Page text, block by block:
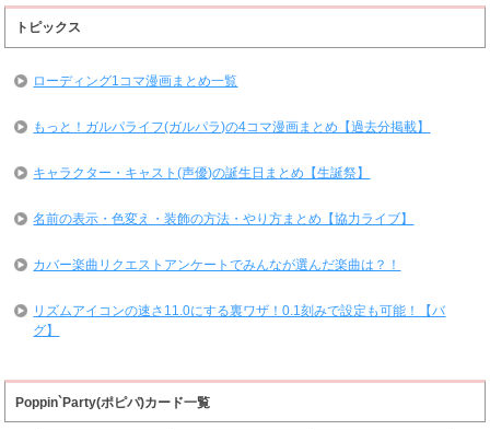
トピックス
ローディング1コマ漫画まとめ一覧
もっと！ガルパライフ(ガルパラ)の4コマ漫画まとめ【過去分掲載】
キャラクター・キャスト(声優)の誕生日まとめ【生誕祭】
名前の表示・色変え・装飾の方法・やり方まとめ【協力ライブ】
カバー楽曲リクエストアンケートでみんなが選んだ楽曲は？！
リズムアイコンの速さ11.0にする裏ワザ！0.1刻みで設定も可能！【バ
グ】
Poppin`Party(ポピパ)カード一覧